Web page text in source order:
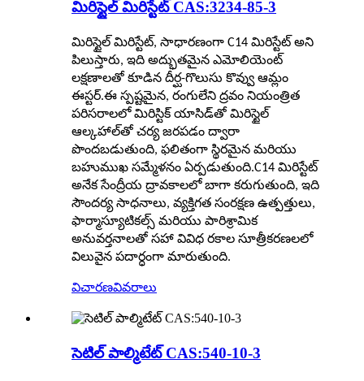
మిరిస్టైల్ మిరిస్టేట్ CAS:3234-85-3
మిరిస్టైల్ మిరిస్టేట్, సాధారణంగా C14 మిరిస్టేట్ అని
పిలుస్తారు, ఇది అద్భుతమైన ఎమోలియెంట్
లక్షణాలతో కూడిన దీర్ఘ-గొలుసు కొవ్వు ఆమ్లం
ఈస్టర్.ఈ స్పష్టమైన, రంగులేని ద్రవం నియంత్రిత
పరిసరాలలో మిరిస్టిక్ యాసిడ్‌తో మిరిస్టైల్
ఆల్కహాల్‌తో చర్య జరపడం ద్వారా
పొందబడుతుంది, ఫలితంగా స్థిరమైన మరియు
బహుముఖ సమ్మేళనం ఏర్పడుతుంది.C14 మిరిస్టేట్
అనేక సేంద్రీయ ద్రావకాలలో బాగా కరుగుతుంది, ఇది
సౌందర్య సాధనాలు, వ్యక్తిగత సంరక్షణ ఉత్పత్తులు,
ఫార్మాస్యూటికల్స్ మరియు పారిశ్రామిక
అనువర్తనాలతో సహా వివిధ రకాల సూత్రీకరణలలో
విలువైన పదార్ధంగా మారుతుంది.
విచారణవివరాలు
సెటిల్ పాల్మిటేట్ CAS:540-10-3